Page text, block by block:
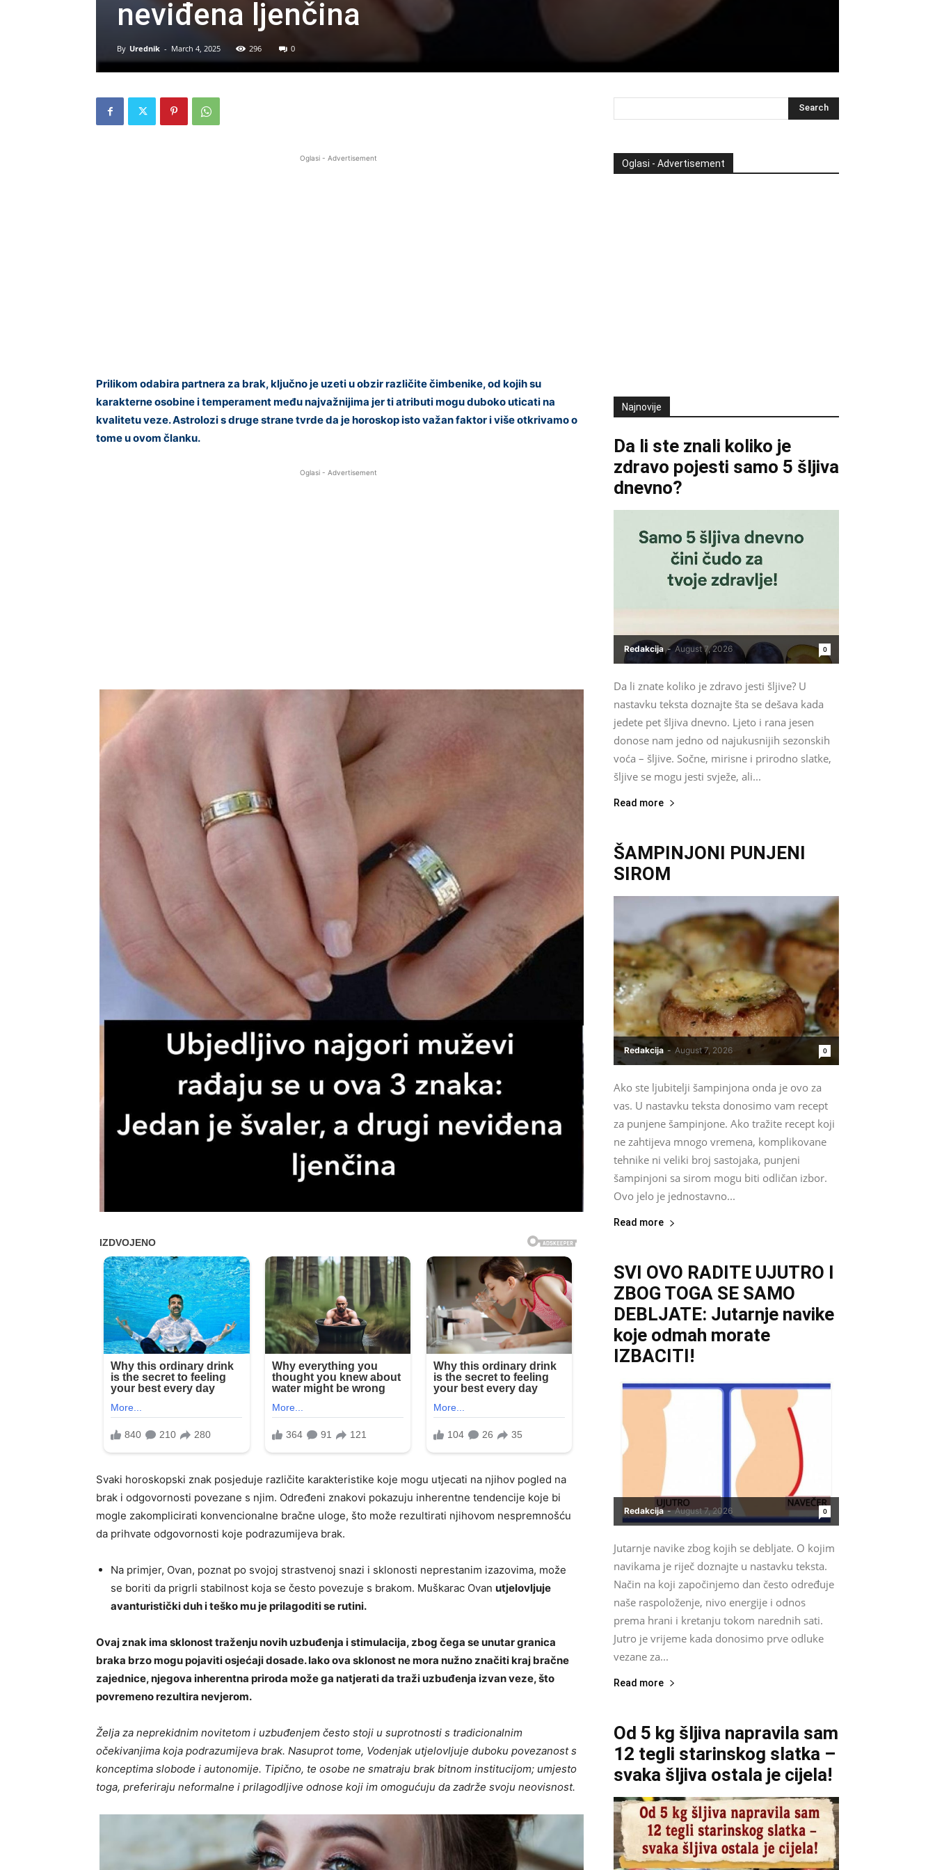
neviđena ljenčina
By Urednik - March 4, 2025 296 0
Oglasi - Advertisement
Prilikom odabira partnera za brak, ključno je uzeti u obzir različite čimbenike, od kojih su
karakterne osobine i temperament među najvažnijima jer ti atributi mogu duboko uticati na
kvalitetu veze. Astrolozi s druge strane tvrde da je horoskop isto važan faktor i više otkrivamo o
tome u ovom članku.
Oglasi - Advertisement
Svaki horoskopski znak posjeduje različite karakteristike koje mogu utjecati na njihov pogled na
brak i odgovornosti povezane s njim. Određeni znakovi pokazuju inherentne tendencije koje bi
mogle zakomplicirati konvencionalne bračne uloge, što može rezultirati njihovom nespremnošću
da prihvate odgovornosti koje podrazumijeva brak.
Na primjer, Ovan, poznat po svojoj strastvenoj snazi ​​i sklonosti neprestanim izazovima, može
se boriti da prigrli stabilnost koja se često povezuje s brakom. Muškarac Ovan utjelovljuje
avanturistički duh i teško mu je prilagoditi se rutini.
Ovaj znak ima sklonost traženju novih uzbuđenja i stimulacija, zbog čega se unutar granica
braka brzo mogu pojaviti osjećaji dosade. Iako ova sklonost ne mora nužno značiti kraj bračne
zajednice, njegova inherentna priroda može ga natjerati da traži uzbuđenja izvan veze, što
povremeno rezultira nevjerom.
Želja za neprekidnim novitetom i uzbuđenjem često stoji u suprotnosti s tradicionalnim
očekivanjima koja podrazumijeva brak. Nasuprot tome, Vodenjak utjelovljuje duboku povezanost s
konceptima slobode i autonomije. Tipično, te osobe ne smatraju brak bitnom institucijom; umjesto
toga, preferiraju neformalne i prilagodljive odnose koji im omogućuju da zadrže svoju neovisnost.
Oglasi - Advertisement
Najnovije
Da li ste znali koliko je
zdravo pojesti samo 5 šljiva
dnevno?
Redakcija - August 7, 2026 0
Da li znate koliko je zdravo jesti šljive? U
nastavku teksta doznajte šta se dešava kada
jedete pet šljiva dnevno. Ljeto i rana jesen
donose nam jedno od najukusnijih sezonskih
voća – šljive. Sočne, mirisne i prirodno slatke,
šljive se mogu jesti svježe, ali...
Read more
ŠAMPINJONI PUNJENI
SIROM
Redakcija - August 7, 2026 0
Ako ste ljubitelji šampinjona onda je ovo za
vas. U nastavku teksta donosimo vam recept
za punjene šampinjone. Ako tražite recept koji
ne zahtijeva mnogo vremena, komplikovane
tehnike ni veliki broj sastojaka, punjeni
šampinjoni sa sirom mogu biti odličan izbor.
Ovo jelo je jednostavno...
Read more
SVI OVO RADITE UJUTRO I
ZBOG TOGA SE SAMO
DEBLJATE: Jutarnje navike
koje odmah morate
IZBACITI!
Redakcija - August 7, 2026 0
Jutarnje navike zbog kojih se debljate. O kojim
navikama je riječ doznajte u nastavku teksta.
Način na koji započinjemo dan često određuje
naše raspoloženje, nivo energije i odnos
prema hrani i kretanju tokom narednih sati.
Jutro je vrijeme kada donosimo prve odluke
vezane za...
Read more
Od 5 kg šljiva napravila sam
12 tegli starinskog slatka –
svaka šljiva ostala je cijela!